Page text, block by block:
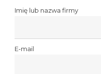
Imię lub nazwa firmy
E-mail